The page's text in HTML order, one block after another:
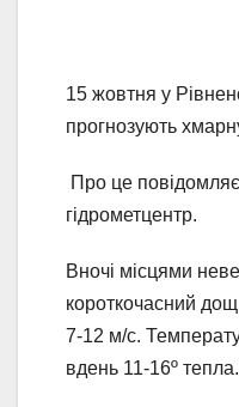
15 жовтня у
прогнозують
Про це
гідрометцентр.
Вночі місцями
короткочасний
7-12 м/с.
вдень 11-16º тепла.